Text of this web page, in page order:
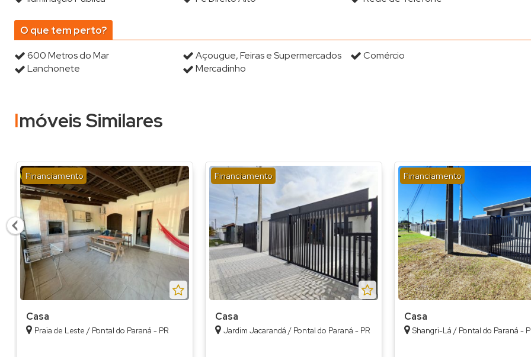
O que tem perto?
600 Metros do Mar Açougue, Feiras e Supermercados
Comércio
Lanchonete
Mercadinho
Imóveis Similares
Financiamento
Casa
Praia de Leste / Pontal do Paraná - PR
Financiamento
Casa
Jardim Jacarandá / Pontal do Paraná - PR
Financiamento
Casa
Shangri-Lá / Pontal do Paraná -